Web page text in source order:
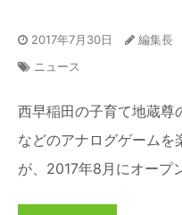
2017年7月30日
編集長
ニュース
西早稲田の子育て地蔵尊
などのアナログゲームを
が、2017年8月にオープ